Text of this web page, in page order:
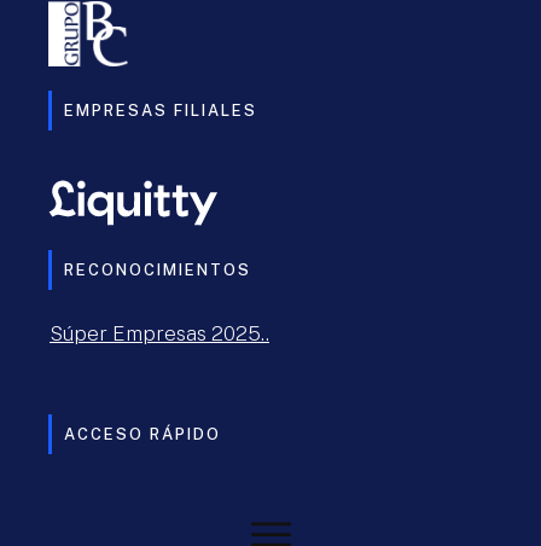
EMPRESAS FILIALES
RECONOCIMIENTOS
Súper Empresas 2025..
ACCESO RÁPIDO